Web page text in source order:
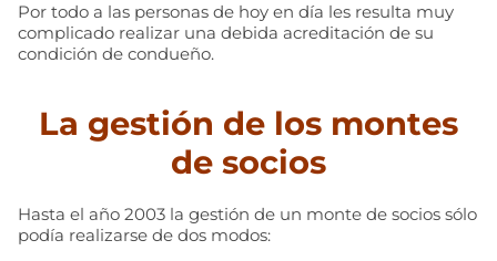
Por todo a las personas de hoy en día les resulta muy
complicado realizar una debida acreditación de su
condición de condueño.
La gestión de los montes
de socios
Hasta el año 2003 la gestión de un monte de socios sólo
podía realizarse de dos modos: